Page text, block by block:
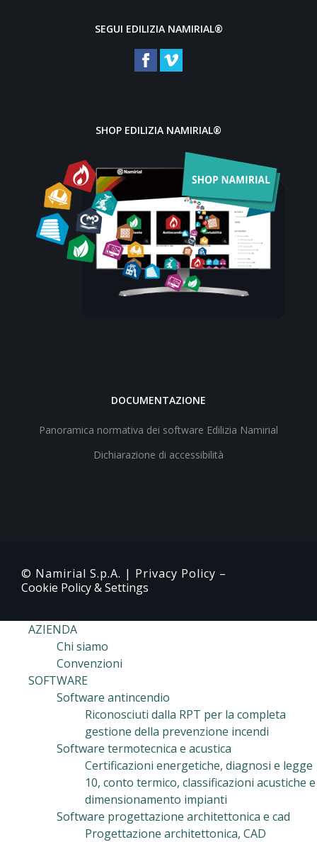
SEGUI EDILIZIA NAMIRIAL®
SHOP EDILIZIA NAMIRIAL®
DOCUMENTAZIONE
Panoramica normativa dei software Edilizia Namirial
Dichiarazione di accessibilità
© Namirial S.p.A. | Privacy Policy –
Cookie Policy & Settings
AZIENDA
Chi siamo
Convenzioni
SOFTWARE
Software antincendio
Riconosciuti dalla RPT per la completa
gestione della prevenzione incendi
Software termotecnica e acustica
Certificazioni energetiche, diagnosi e legge
10, conto termico, classificazioni acustiche e
dimensionamento impianti
Software progettazione architettonica e cad
Progettazione architettonica, CAD